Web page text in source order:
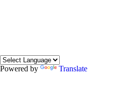
Powered by Translate